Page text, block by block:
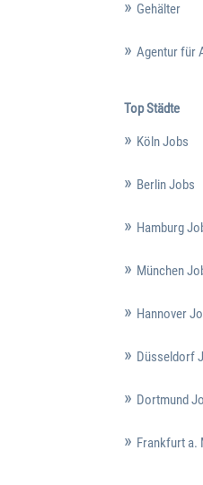
Gehälter
Agentur für
Top Städte
Köln Jobs
Berlin Jobs
Hamburg
München
Hannover
Düsseldorf
Dortmund
Frankfurt a.